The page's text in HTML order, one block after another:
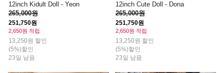
12inch Kidult Doll - Yeon
265,000원
251,750원
2,650원 적립
13,250원 할인
(5%)할인
23일 남음
12inch Cute Doll - Dona
265,000원
251,750원
2,650원 적립
13,250원 할인
(5%)할인
23일 남음